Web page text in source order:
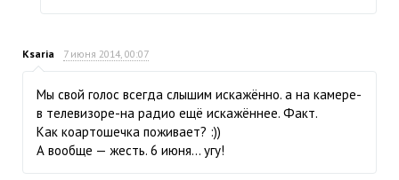
Ksaria 7 июня 2014, 00:07
Мы свой голос всегда слышим искажённо. а на камере-
в телевизоре-на радио ещё искажённее. Факт.
Как коартошечка поживает? :))
А вообще — жесть. 6 июня… угу!